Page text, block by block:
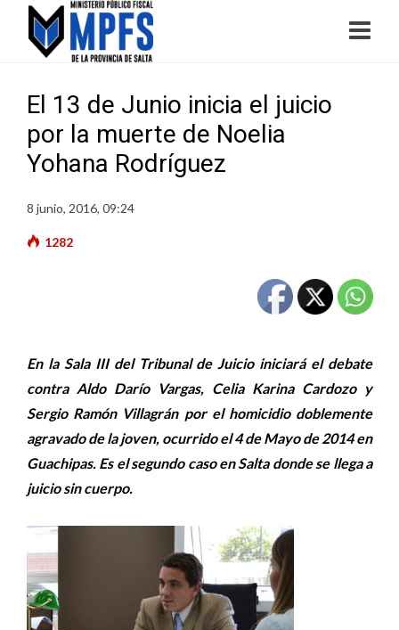
El 13 de Junio inicia el juicio
por la muerte de Noelia
Yohana Rodríguez
8 junio, 2016, 09:24
1282
En la Sala III del Tribunal de Juicio iniciará el debate
contra Aldo Darío Vargas, Celia Karina Cardozo y
Sergio Ramón Villagrán por el homicidio doblemente
agravado de la joven, ocurrido el 4 de Mayo de 2014 en
Guachipas. Es el segundo caso en Salta donde se llega a
juicio sin cuerpo.